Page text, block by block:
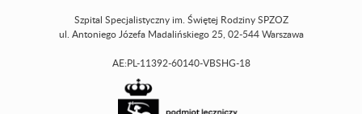
Szpital Specjalistyczny im. Świętej Rodziny SPZOZ
ul. Antoniego Józefa Madalińskiego 25, 02-544 Warszawa
AE:PL-11392-60140-VBSHG-18